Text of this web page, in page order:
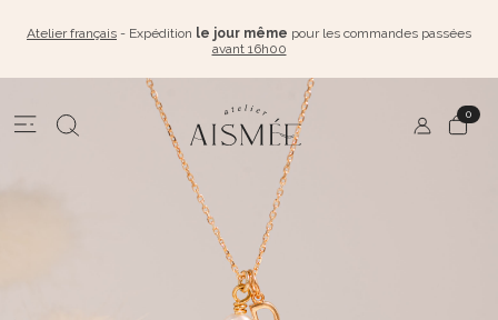
Atelier français - Expédition le jour même pour les commandes passées
avant 16h00
0